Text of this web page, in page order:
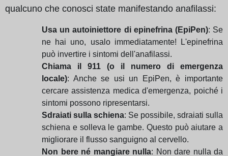
qualcuno che conosci state manifestando anafilassi:
Usa un autoiniettore di epinefrina (EpiPen): Se
ne hai uno, usalo immediatamente! L'epinefrina
può invertire i sintomi dell'anafilassi.
Chiama il 911 (o il numero di emergenza
locale): Anche se usi un EpiPen, è importante
cercare assistenza medica d'emergenza, poiché i
sintomi possono ripresentarsi.
Sdraiati sulla schiena: Se possibile, sdraiati sulla
schiena e solleva le gambe. Questo può aiutare a
migliorare il flusso sanguigno al cervello.
Non bere né mangiare nulla: Non dare nulla da